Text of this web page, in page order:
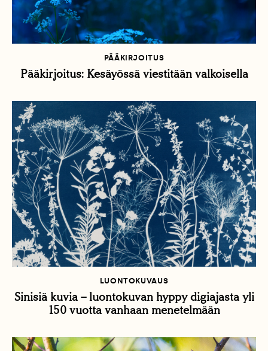
PÄÄKIRJOITUS
Pääkirjoitus: Kesäyössä viestitään valkoisella
LUONTOKUVAUS
Sinisiä kuvia – luontokuvan hyppy digiajasta yli
150 vuotta vanhaan menetelmään